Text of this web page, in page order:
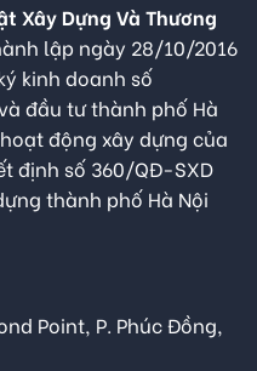
Xây Dựng Và Thương
lập ngày 28/10/2016
kinh doanh số
đầu tư thành phố Hà
động xây dựng của
định số 360/QĐ-SXD
thành phố Hà Nội
Point, P. Phúc Đồng,